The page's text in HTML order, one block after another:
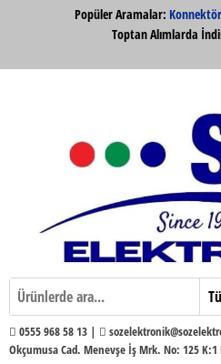
Popüler Aramalar: Konnektör
Toptan Alımlarda
Söz Elektronik
Toptan ve
0555 968 58 13 |
Okçumusa Cad. Menevşe İş Mrk. No: 125